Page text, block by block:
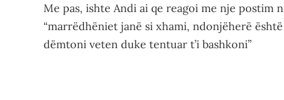
Me pas, ishte Andi ai qe reagoi me nje postim
“marrëdhëniet janë si xhami, ndonjëherë
dëmtoni veten duke tentuar t’i bashkoni”